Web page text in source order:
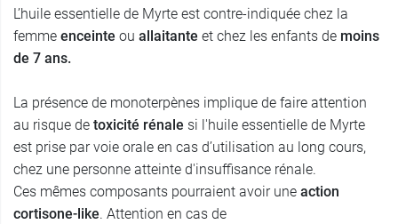
L’huile essentielle de Myrte est contre-indiquée chez la
femme enceinte ou allaitante et chez les enfants de moins
de 7 ans.
La présence de monoterpènes implique de faire attention
au risque de toxicité rénale si l'huile essentielle de Myrte
est prise par voie orale en cas d’utilisation au long cours,
chez une personne atteinte d'insuffisance rénale.
Ces mêmes composants pourraient avoir une action
cortisone-like. Attention en cas de